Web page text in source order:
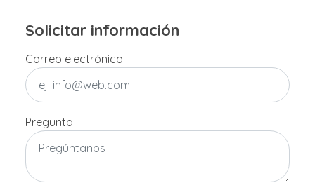
Solicitar información
Correo electrónico
Pregunta